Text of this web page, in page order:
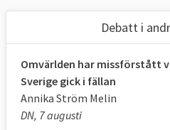
tortyr)
Identifiering
resehandlingar och
Registrering och
Debatt i
Omvärlden har missförstått
Sverige gick i fällan
Annika Ström Melin
DN, 7 augusti